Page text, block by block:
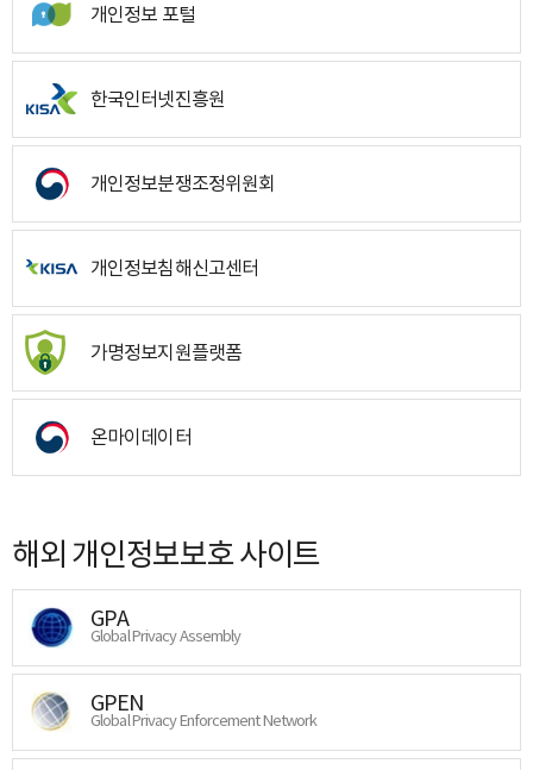
개인정보 포털
한국인터넷진흥원
개인정보분쟁조정위원회
개인정보침해신고센터
가명정보지원플랫폼
온마이데이터
해외 개인정보보호 사이트
GPA
Global Privacy Assembly
GPEN
Global Privacy Enforcement Network